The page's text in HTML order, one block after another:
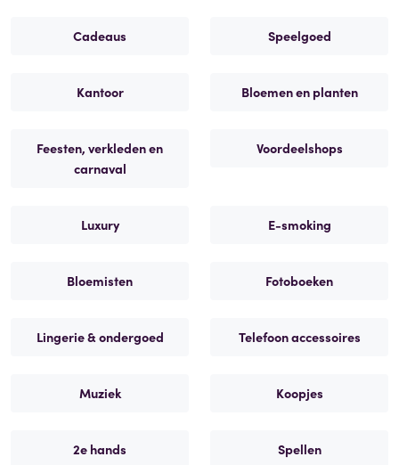
Cadeaus Speelgoed
Kantoor Bloemen en planten
Feesten, verkleden en
carnaval
Voordeelshops
Luxury E-smoking
Bloemisten Fotoboeken
Lingerie & ondergoed Telefoon accessoires
Muziek Koopjes
2e hands Spellen